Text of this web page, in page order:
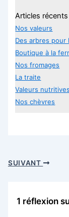
Articles récents
Nos valeurs
Des arbres pour
Boutique à la
Nos fromages
La traite
Valeurs nutritives
Nos chèvres
SUIVANT
1 réflexion